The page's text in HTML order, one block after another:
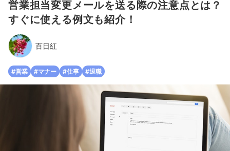
営業担当変更メールを送る際の注意点とは？
すぐに使える例文も紹介！
百日紅
#営業 #マナー #仕事 #退職